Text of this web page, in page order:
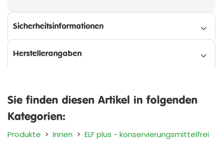
Sicherheitsinformationen
Herstellerangaben
Sie finden diesen Artikel in folgenden
Kategorien:
Produkte > Innen > ELF plus - konservierungsmittelfrei